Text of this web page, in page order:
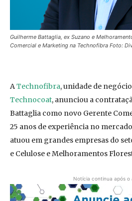
Guilherme Battaglia, ex Suzano e
Comercial e Marketing na Technofibra Foto:
A Technofibra, unidade de
Technocoat, anunciou a
Battaglia como novo Gerente
25 anos de experiência no
atuou em grandes empresas do
e Celulose e Melhoramentos
Notícia continua após o